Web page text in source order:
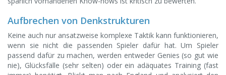
Aufbrechen von Denkstrukturen
Keine auch nur ansatzweise komplexe Taktik kann funktionieren,
wenn sie nicht die passenden Spieler dafür hat. Um Spieler
passend dafür zu machen, werden entweder Genies (so gut wie
nie), Glücksfälle (sehr selten) oder ein adäquates Training (fast